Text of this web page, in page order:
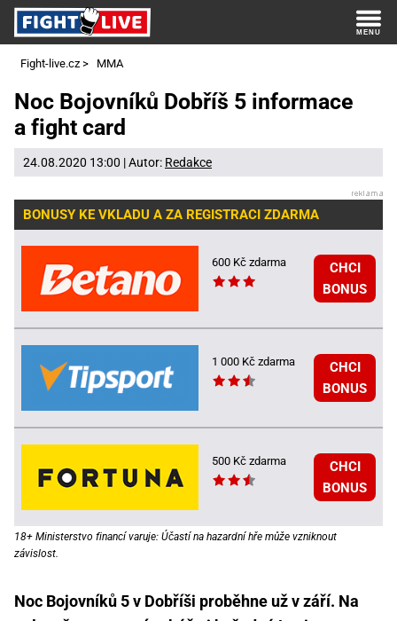
Fight-live.cz > MMA
Noc Bojovníků Dobříš 5 informace
a fight card
24.08.2020 13:00 | Autor: Redakce
BONUSY KE VKLADU A ZA REGISTRACI ZDARMA
600 Kč zdarma
CHCI
BONUS
1 000 Kč zdarma
CHCI
BONUS
500 Kč zdarma
CHCI
BONUS
18+ Ministerstvo financí varuje: Účastí na hazardní hře může vzniknout
závislost.
Noc Bojovníků 5 v Dobříši proběhne už v září. Na